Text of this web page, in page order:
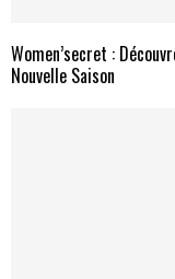
Women’secret :
Nouvelle Saison